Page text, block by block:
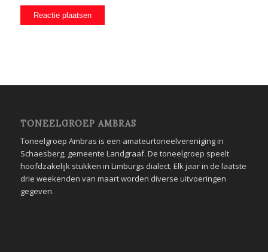
TONEELGROEP AMBRAS
Toneelgroep Ambras is een amateurtoneelvereniging in
Schaesberg, gemeente Landgraaf. De toneelgroep speelt
hoofdzakelijk stukken in Limburgs dialect. Elk jaar in de laatste
drie weekenden van maart worden diverse uitvoeringen
gegeven.